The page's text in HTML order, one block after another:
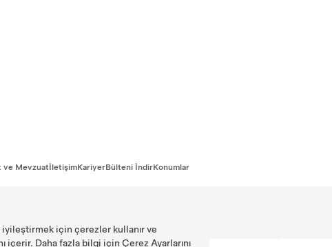
ve MevzuatİletişimKariyerBülteni İndirKonumlar
için çerezler kullanır ve
içerir. Daha fazla bilgi için Çerez Ayarlarını